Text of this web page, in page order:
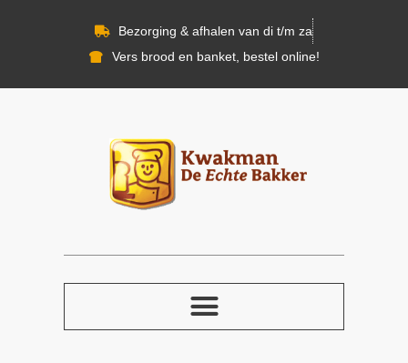
Bezorging & afhalen van di t/m za
Vers brood en banket, bestel online!